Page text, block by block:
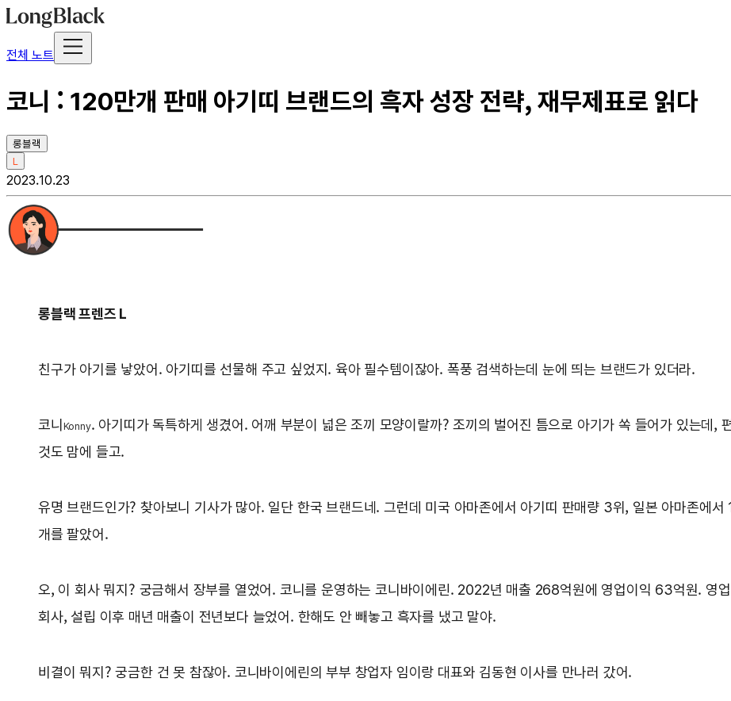
전체 노트
코니 : 120만개 판매 아기띠 브랜드의 흑자 성장 전략, 재무제표로 읽다
롱블랙
L
2023.10.23
롱블랙 프렌즈 L
친구가 아기를 낳았어. 아기띠를 선물해 주고 싶었지. 육아 필수템이잖아. 폭풍 검색하는데 눈에 띄는 브랜드가 있더라.
코니 Konny. 아기띠가 독특하게 생겼어. 어깨 부분이 넓은 조끼 모양이랄까? 조끼의 벌어진 틈으로 아기가 쏙 들어가 있는데,
것도 맘에 들고.
유명 브랜드인가? 찾아보니 기사가 많아. 일단 한국 브랜드네. 그런데 미국 아마존에서 아기띠 판매량 3위, 일본 아마존에
개를 팔았어.
오, 이 회사 뭐지? 궁금해서 장부를 열었어. 코니를 운영하는 코니바이에린. 2022년 매출 268억원에 영업이익 63억원. 영
회사, 설립 이후 매년 매출이 전년보다 늘었어. 한해도 안 빼놓고 흑자를 냈고 말야.
비결이 뭐지? 궁금한 건 못 참잖아. 코니바이에린의 부부 창업자 임이랑 대표와 김동현 이사를 만나러 갔어.